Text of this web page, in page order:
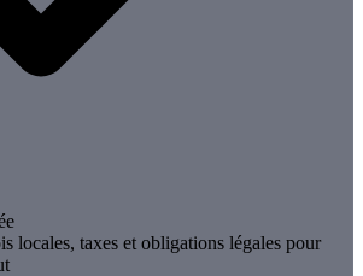
locales, taxes et obligations légales pour